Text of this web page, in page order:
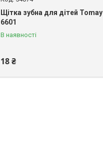
Щітка зубна для дітей Tomay
6601
В наявності
18 ₴